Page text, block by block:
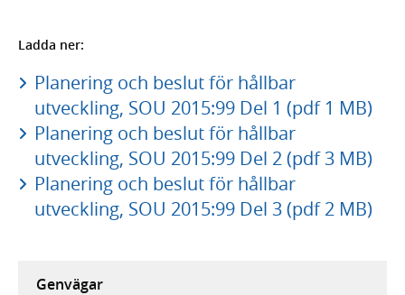
Ladda ner:
Planering och beslut för hållbar
utveckling, SOU 2015:99 Del 1 (pdf 1 MB)
Planering och beslut för hållbar
utveckling, SOU 2015:99 Del 2 (pdf 3 MB)
Planering och beslut för hållbar
utveckling, SOU 2015:99 Del 3 (pdf 2 MB)
Genvägar